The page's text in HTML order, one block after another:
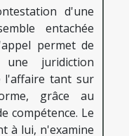
d'une
entachée
permet de
juridiction
l'affaire tant sur
grâce au
compétence. Le
à lui, n'examine